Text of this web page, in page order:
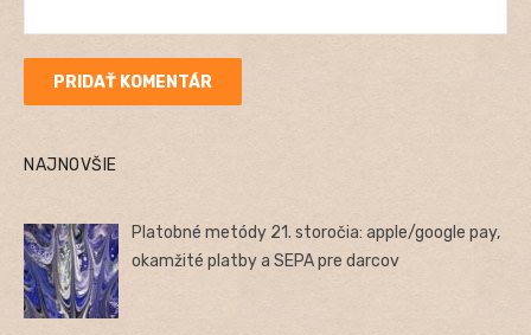
NAJNOVŠIE
Platobné metódy 21. storočia: apple/google pay,
okamžité platby a SEPA pre darcov